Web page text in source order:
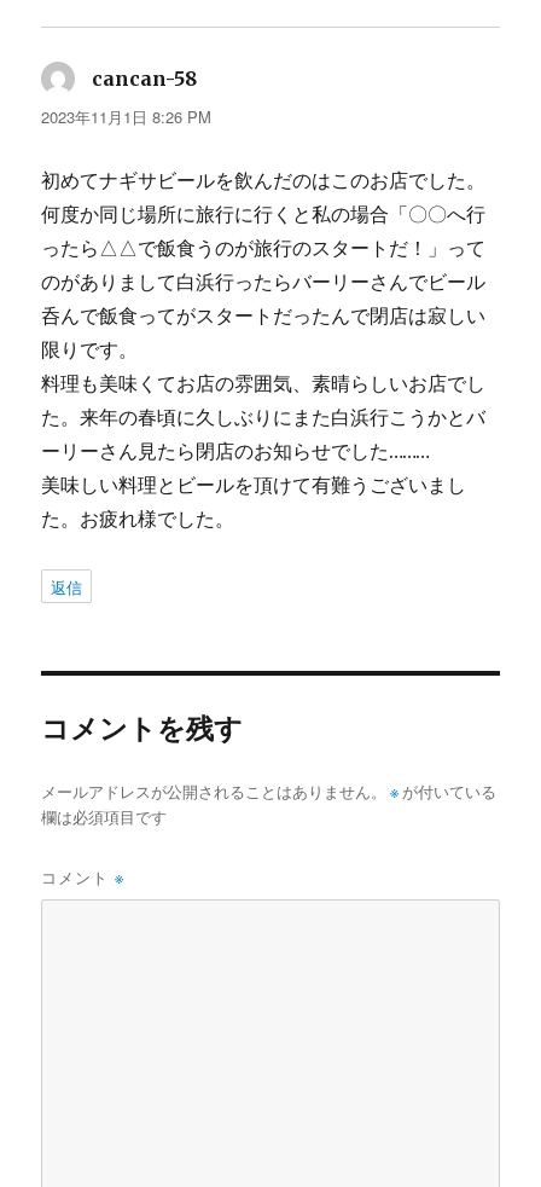
cancan-58
り:
2023年11月1日 8:26 PM
初めてナギサビールを飲んだのはこのお店でした。
何度か同じ場所に旅行に行くと私の場合「〇〇へ行
ったら△△で飯食うのが旅行のスタートだ！」って
のがありまして白浜行ったらバーリーさんでビール
呑んで飯食ってがスタートだったんで閉店は寂しい
限りです。
料理も美味くてお店の雰囲気、素晴らしいお店でし
た。来年の春頃に久しぶりにまた白浜行こうかとバ
ーリーさん見たら閉店のお知らせでした………
美味しい料理とビールを頂けて有難うございまし
た。お疲れ様でした。
返信
コメントを残す
メールアドレスが公開されることはありません。 ※ が付いている
欄は必須項目です
コメント※